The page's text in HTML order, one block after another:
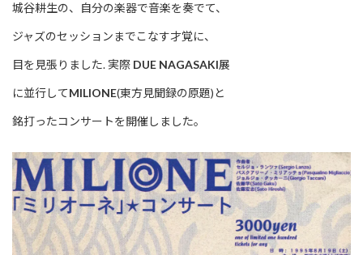
城谷耕生の、自分の楽器で音楽を奏でて、
ジャズのセッションまでこなす才覚に、
目を見張りました. 実際 DUE NAGASAKI展
に並行してMILIONE(東方見聞録の原題)と
銘打ったコンサートを開催しました。